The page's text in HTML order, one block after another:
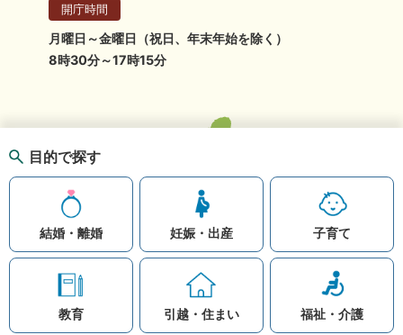
目的で探す
結婚・離婚 妊娠・出産 子育て
教育 引越・住まい 福祉・介護
開庁時間
月曜日～金曜日（祝日、年末年始を除く）
8時30分～17時15分